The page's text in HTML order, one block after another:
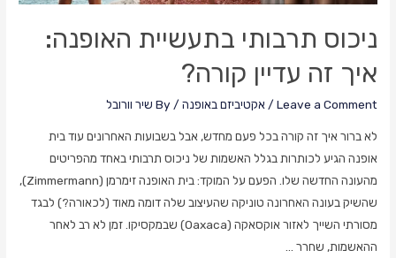
ניכוס תרבותי בתעשיית האופנה:
איך זה עדיין קורה?
Leave a Comment
/אקטיביזם באופנה / By שיר וורובל
לא ברור איך זה קורה בכל פעם מחדש, אבל בשבועות האחרונים עוד בית
אופנה הגיע לכותרות בגלל האשמות של ניכוס תרבותי באחד מהפריטים
מהעונה החדשה שלו. הפעם על המוקד: בית האופנה זימרמן (Zimmermann),
שהשיק בעונה האחרונה טוניקה שהעיצוב שלה דומה מאוד (לכאורה?) לבגד
מסורתי השייך לאזור אוקסאקה (Oaxaca) שבמקסיקו. זמן לא רב לאחר
ההאשמות, שחרר …